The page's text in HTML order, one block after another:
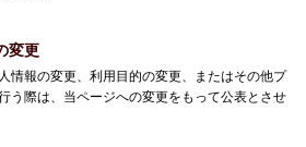
変更
情報の変更、利用目的の変更、またはその他プ
う際は、当ページへの変更をもって公表とさせ